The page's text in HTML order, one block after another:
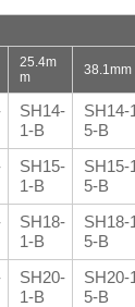
25.4m
m
38.1mm
SH14-
1-B
SH14-
5-B
SH15-
1-B
SH15-
5-B
SH18-
1-B
SH18-
5-B
SH20-
1-B
SH20-
5-B